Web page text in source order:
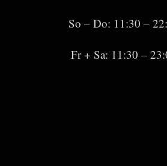
So – Do: 11:30 –
Fr + Sa: 11:30 –